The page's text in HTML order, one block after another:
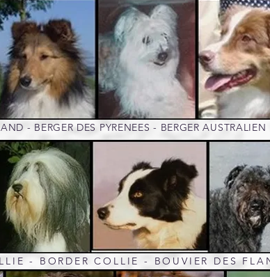
- BERGER DES PYRENEES - BERGER AUSTRALIEN
- BORDER COLLIE - BOUVIER DES